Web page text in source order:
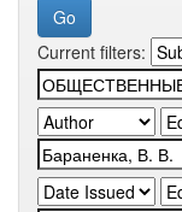
Current filters: